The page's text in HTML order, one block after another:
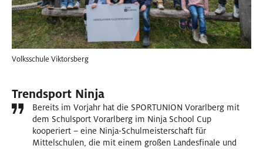
Volksschule Viktorsberg
Trendsport Ninja
Bereits im Vorjahr hat die SPORTUNION Vorarlberg mit
dem Schulsport Vorarlberg im Ninja School Cup
kooperiert – eine Ninja-Schulmeisterschaft für
Mittelschulen, die mit einem großen Landesfinale und